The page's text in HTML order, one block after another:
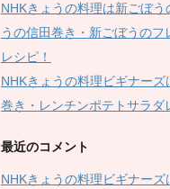
NHKきょうの料理は新ごぼ
うの信田巻き・新ごぼうのフ
レシピ！
NHKきょうの料理ビギナーズ
巻き・レンチンポテトサラダ
最近のコメント
NHKきょうの料理ビギナーズ